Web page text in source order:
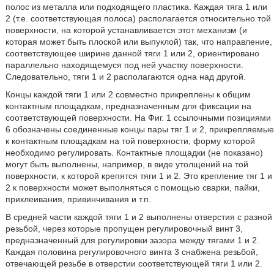
полос из металла или подходящего пластика. Каждая тяга 1 или
2 (т.е. соответствующая полоса) располагается относительно той
поверхности, на которой устанавливается этот механизм (и
которая может быть плоской или выпуклой) так, что направление,
соответствующее ширине данной тяги 1 или 2, ориентировано
параллельно находящемуся под ней участку поверхности.
Следовательно, тяги 1 и 2 располагаются одна над другой.
Концы каждой тяги 1 или 2 совместно прикреплены к общим
контактным площадкам, предназначенным для фиксации на
соответствующей поверхности. На Фиг. 1 ссылочными позициями
6 обозначены соединенные концы пары тяг 1 и 2, прикрепляемые
к контактным площадкам на той поверхности, форму которой
необходимо регулировать. Контактные площадки (не показано)
могут быть выполнены, например, в виде утолщений на той
поверхности, к которой крепятся тяги 1 и 2. Это крепление тяг 1 и
2 к поверхности может выполняться с помощью сварки, пайки,
приклеивания, привинчивания и т.п.
В средней части каждой тяги 1 и 2 выполнены отверстия с разной
резьбой, через которые пропущен регулировочный винт 3,
предназначенный для регулировки зазора между тягами 1 и 2.
Каждая половина регулировочного винта 3 снабжена резьбой,
отвечающей резьбе в отверстии соответствующей тяги 1 или 2.